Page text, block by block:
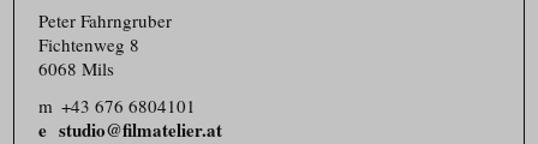
Peter Fahrngruber
Fichtenweg 8
6068 Mils
m +43 676 6804101
studio@filmatelier.at